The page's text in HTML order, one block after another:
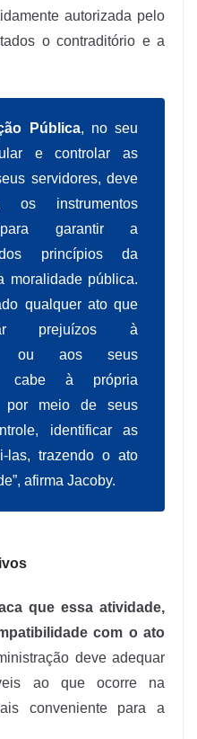
autorizada pelo
o contraditório e a
Pública, no seu
e controlar as
servidores, deve
os instrumentos
para garantir a
princípios da
moralidade pública.
qualquer ato que
prejuízos à
ou aos seus
cabe à própria
por meio de seus
identificar as
las, trazendo o ato
afirma Jacoby.
que essa atividade,
com o ato
deve adequar
ao que ocorre na
conveniente para a